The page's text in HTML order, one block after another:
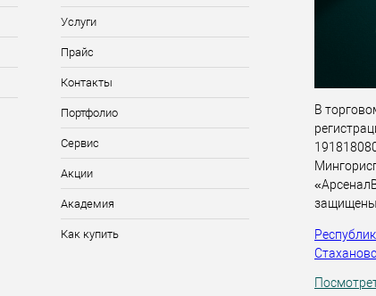
Услуги
Прайс
Контакты
Портфолио
Сервис
Акции
Академия
Как купить
В
защищены.